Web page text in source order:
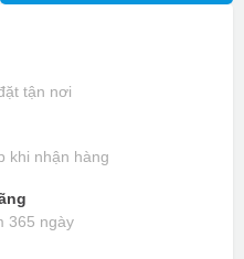
tận nơi
khi nhận hàng
365 ngày